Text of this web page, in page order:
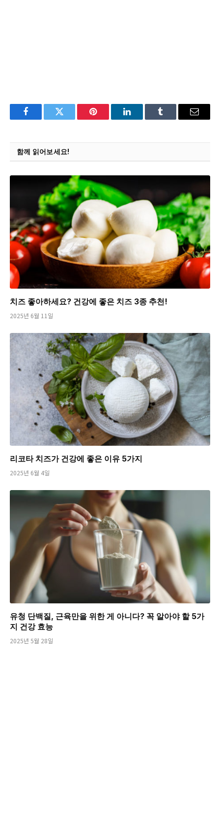
FacebookTwitter Pinterest LinkedInTumblr Email
함께 읽어보세요!
치즈 좋아하세요? 건강에 좋은 치즈 3종 추천!
2025년 6월 11일
리코타 치즈가 건강에 좋은 이유 5가지
2025년 6월 4일
유청 단백질, 근육만을 위한 게 아니다? 꼭 알아야 할 5가
지 건강 효능
2025년 5월 28일